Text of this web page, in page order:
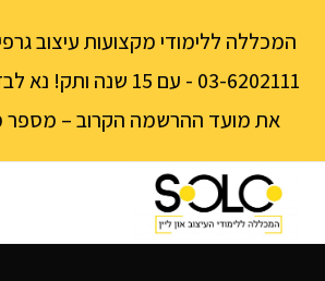
המכללה ללימודי מקצועות עיצוב
03-6202111 - עם 15
את מועד ההרשמה הקרוב – מספר